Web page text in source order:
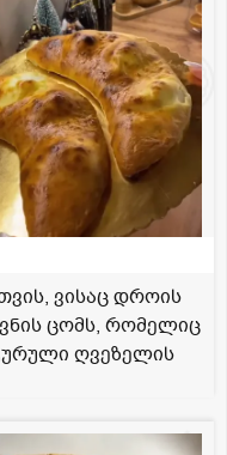
ვისაც დროის
ცომს, რომელიც
ღვეზელის